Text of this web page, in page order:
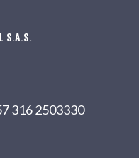
S.A.S.
316 2503330